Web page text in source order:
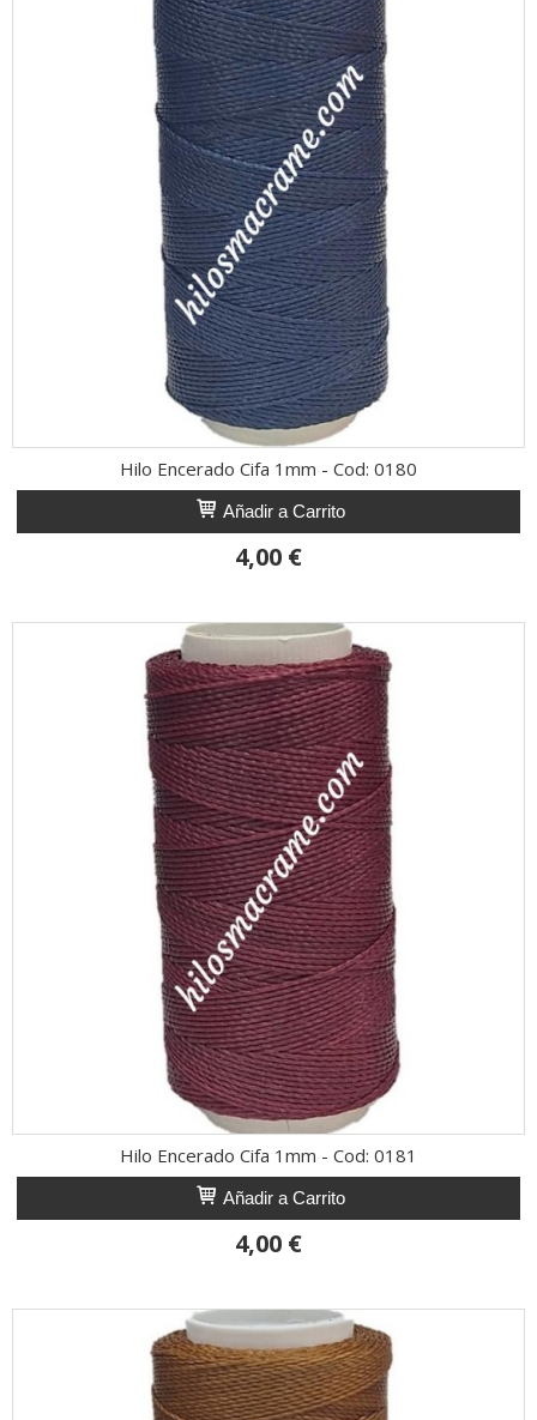
Hilo Encerado Cifa 1mm - Cod: 0180
Añadir a Carrito
4,00 €
Hilo Encerado Cifa 1mm - Cod: 0181
Añadir a Carrito
4,00 €